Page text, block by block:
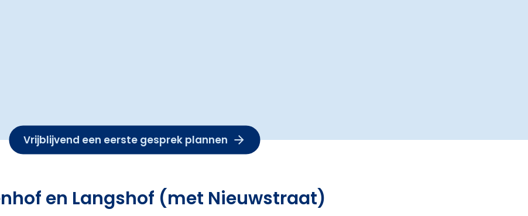
Vrijblijvend een eerste gesprek plannen
en Langshof (met Nieuwstraat)